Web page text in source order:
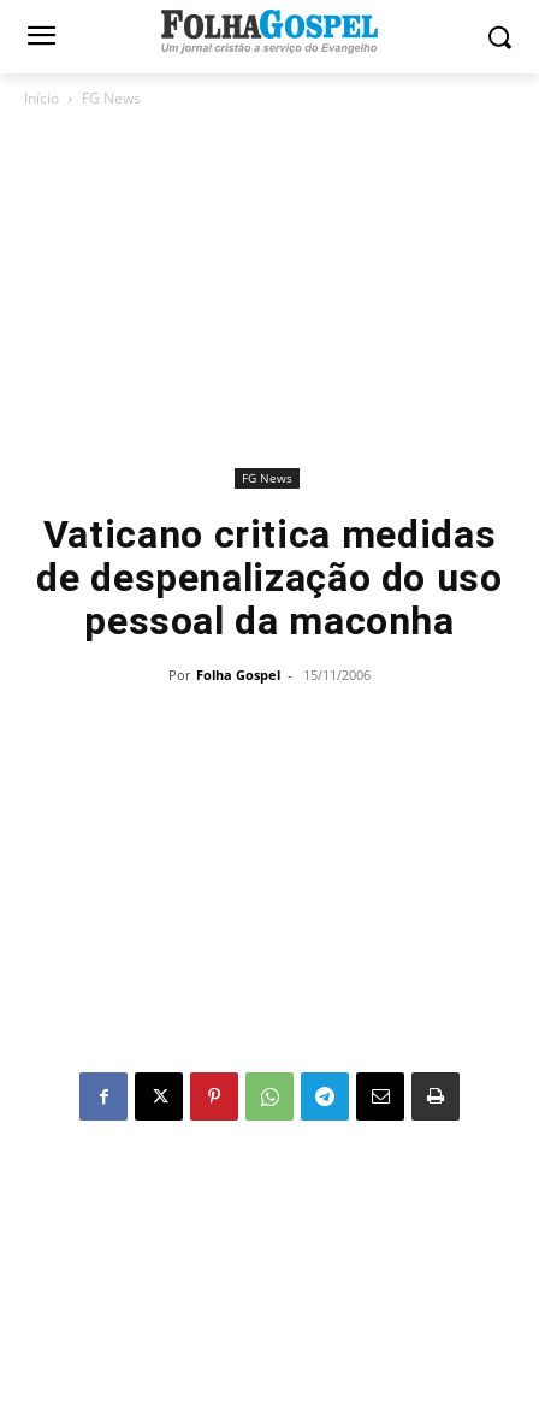
Início FG News
FG News
Vaticano critica medidas
de despenalização do uso
pessoal da maconha
Por Folha Gospel - 15/11/2006